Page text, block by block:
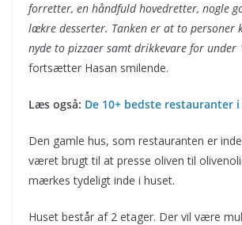
forretter, en håndfuld hovedretter, nogle
lækre desserter. Tanken er at to personer
nyde to pizzaer samt drikkevare for under
fortsætter Hasan smilende.
Læs også: De 10+ bedste restauranter i
Den gamle hus, som restauranten er
været brugt til at presse oliven til
mærkes tydeligt inde i huset.
Huset består af 2 etager. Der vil være